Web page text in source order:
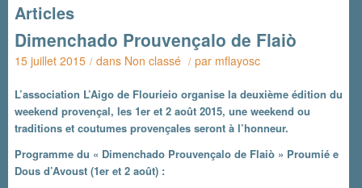
Articles
Dimenchado Prouvençalo de Flaiò
15 juillet 2015 / dans Non classé / par mflayosc
L’association L’Aigo de Flourieio organise la deuxième édition du
weekend provençal, les 1er et 2 août 2015, une weekend ou
traditions et coutumes provençales seront à l’honneur.
Programme du « Dimenchado Prouvençalo de Flaiò » Proumié e
Dous d’Avoust (1er et 2 août) :